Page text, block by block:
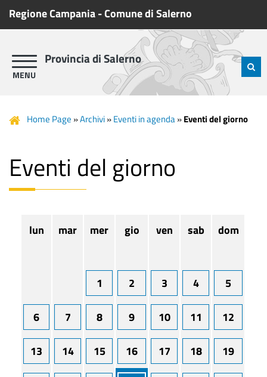
Regione Campania-Comune di Salerno
Provincia di Salerno
Home Page »Archivi»Eventi in agenda»Eventi del giorno
Eventi del giorno
lun mar mer gio ven sab dom
1 2 3 4 5
6 7 8 9 10 11 12
13 14 15 16 17 18 19